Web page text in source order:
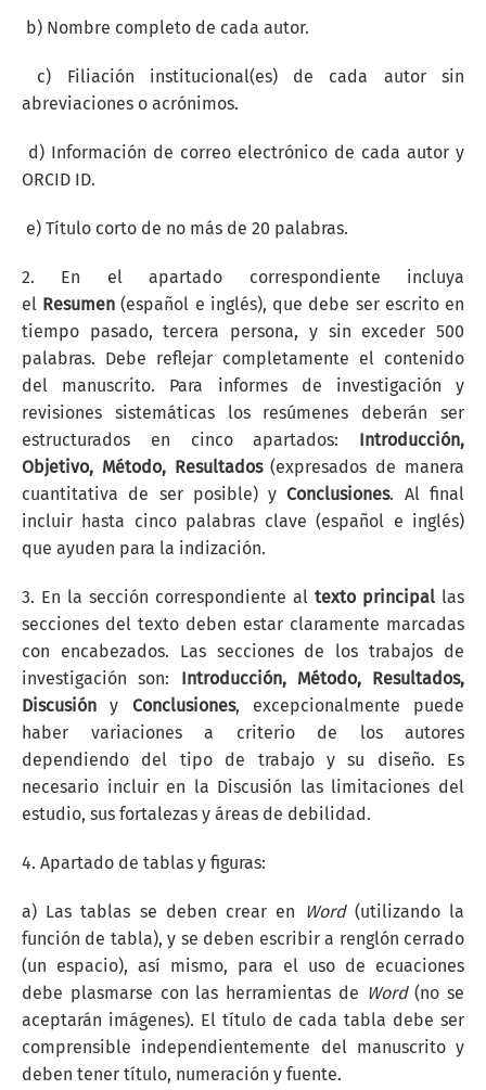
b) Nombre completo de cada autor.
c) Filiación institucional(es) de cada autor sin
abreviaciones o acrónimos.
d) Información de correo electrónico de cada autor y
ORCID ID.
e) Título corto de no más de 20 palabras.
2. En el apartado correspondiente incluya
el Resumen(español e inglés), que debe ser escrito en
tiempo pasado, tercera persona, y sin exceder 500
palabras. Debe reflejar completamente el contenido
del manuscrito. Para informes de investigación y
revisiones sistemáticas los resúmenes deberán ser
estructurados en cinco apartados: Introducción,
Objetivo, Método, Resultados(expresados de manera
cuantitativa de ser posible) y Conclusiones. Al final
incluir hasta cinco palabras clave (español e inglés)
que ayuden para la indización.
3. En la sección correspondiente al texto principal las
secciones del texto deben estar claramente marcadas
con encabezados. Las secciones de los trabajos de
investigación son: Introducción, Método, Resultados,
Discusióny Conclusiones, excepcionalmente puede
haber
variaciones a criterio de los autores
dependiendo del tipo de trabajo y su diseño. Es
necesario incluir en la Discusión las limitaciones del
estudio, sus fortalezas y áreas de debilidad.
4. Apartado de tablas y figuras:
a) Las tablas se deben crear en Word(utilizando la
función de tabla), y se deben escribir a renglón cerrado
(un espacio), así mismo, para el uso de ecuaciones
debe plasmarse con las herramientas de Word(no se
aceptarán imágenes). El título de cada tabla debe ser
comprensible independientemente del manuscrito y
deben tener título, numeración y fuente.